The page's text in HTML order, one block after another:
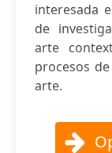
interesada
de
arte
procesos
arte.